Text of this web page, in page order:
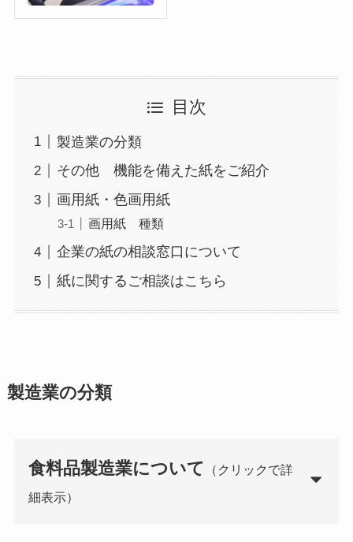
目次
製造業の分類
その他 機能を備えた紙をご紹介
画用紙・色画用紙
画用紙 種類
企業の紙の相談窓口について
紙に関するご相談はこちら
製造業の分類
食料品製造業について
（クリックで詳
細表示）